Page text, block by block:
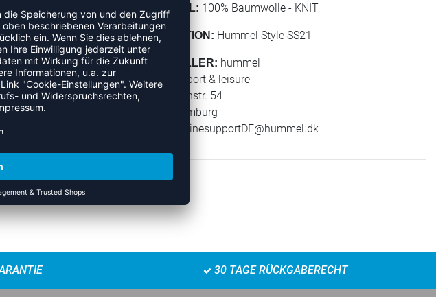
atmungsaktiv. Für
was bedeutet, dass
Ärmel und einen
MATERIAL: 100% Baumwolle - KNIT
KOLLEKTION: Hummel Style SS21
HERSTELLER: hummel
hummel sport & leisure
Leverkusenstr. 54
22761 Hamburg
onlinesupportDE@hummel.dk
30 TAGE RÜCKGABERECHT